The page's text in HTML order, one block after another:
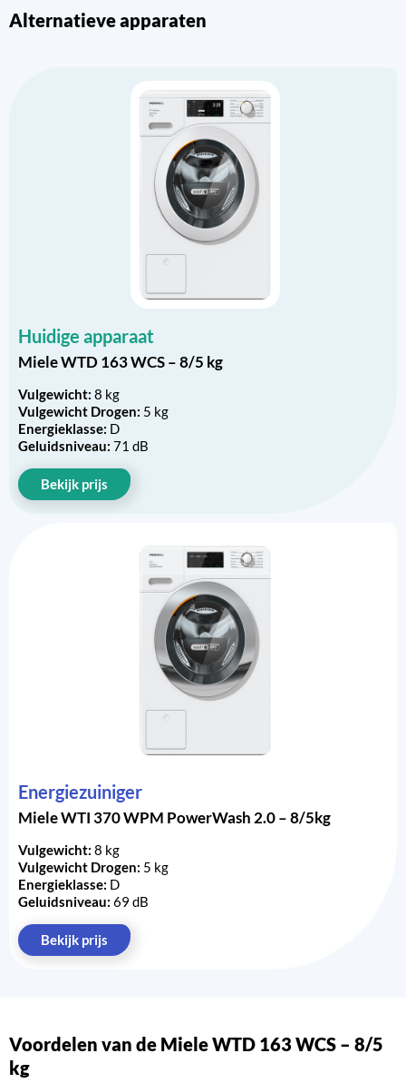
Alternatieve apparaten
Huidige apparaat
Miele WTD 163 WCS – 8/5 kg
Vulgewicht: 8 kg
Vulgewicht Drogen: 5 kg
Energieklasse: D
Geluidsniveau: 71 dB
Bekijk prijs
Energiezuiniger
Miele WTI 370 WPM PowerWash 2.0 – 8/5kg
Vulgewicht: 8 kg
Vulgewicht Drogen: 5 kg
Energieklasse: D
Geluidsniveau: 69 dB
Bekijk prijs
Voordelen van de Miele WTD 163 WCS – 8/5
kg